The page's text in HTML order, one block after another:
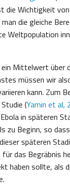
Wichtigkeit von
die gleiche
Weltpopulation
ein Mittelwert über
müssen wir
kann. Zum
(Yamin et al,
in späteren
zu Beginn, so
späteren
für das Begräbnis
haben sollte, als